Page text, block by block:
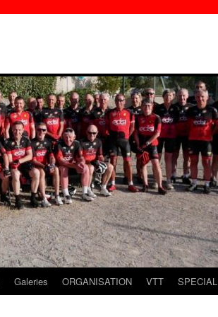
Galeries ORGANISATION VTT SPECIAL